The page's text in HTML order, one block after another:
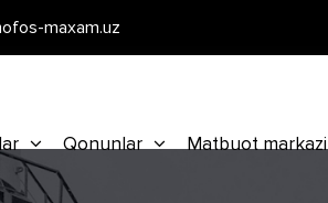
maxam.uz
Qonunlar Matbuot markazi